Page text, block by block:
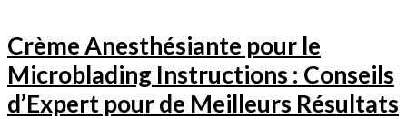
Crème Anesthésiante pour le
Microblading Instructions : Conseils
d’Expert pour de Meilleurs Résultats